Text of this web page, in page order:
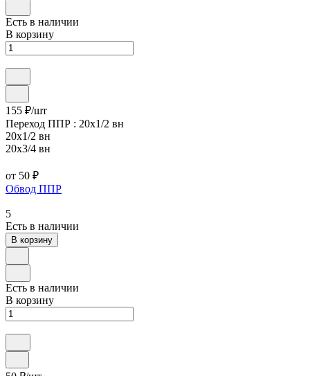
Есть в наличии
В корзину
155 ₽/шт
Переход ППР : 20х1/2 вн
20х1/2 вн
20х3/4 вн
от 50 ₽
Обвод ППР
5
Есть в наличии
В корзину
Есть в наличии
В корзину